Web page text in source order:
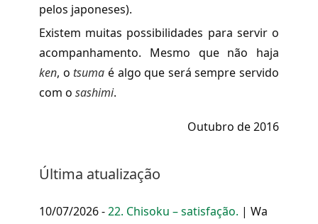
pelos japoneses).
Existem muitas possibilidades para servir o
acompanhamento. Mesmo que não haja
ken, o tsuma é algo que será sempre servido
com o sashimi.
Outubro de 2016
Última atualização
10/07/2026 -22. Chisoku – satisfação. | Wa